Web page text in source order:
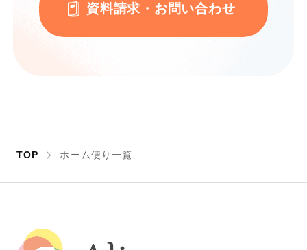
資料請求・お問い合わせ
TOP ホーム便り一覧